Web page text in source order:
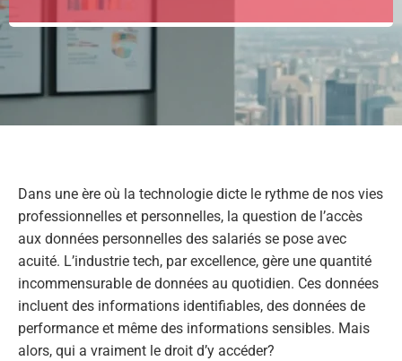
Dans une ère où la technologie dicte le rythme de nos vies
professionnelles et personnelles, la question de l’accès
aux données personnelles des salariés se pose avec
acuité. L’industrie tech, par excellence, gère une quantité
incommensurable de données au quotidien. Ces données
incluent des informations identifiables, des données de
performance et même des informations sensibles. Mais
alors, qui a vraiment le droit d’y accéder?